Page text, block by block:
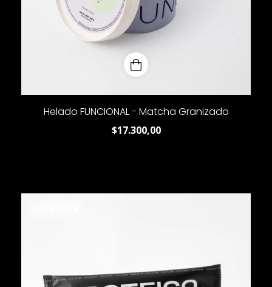
Helado FUNCIONAL - Matcha Granizado
$17.300,00